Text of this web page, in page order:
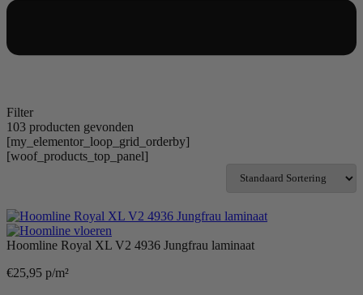
Filter
103 producten gevonden
[my_elementor_loop_grid_orderby]
[woof_products_top_panel]
Hoomline Royal XL V2 4936 Jungfrau laminaat
€25,95 p/m²